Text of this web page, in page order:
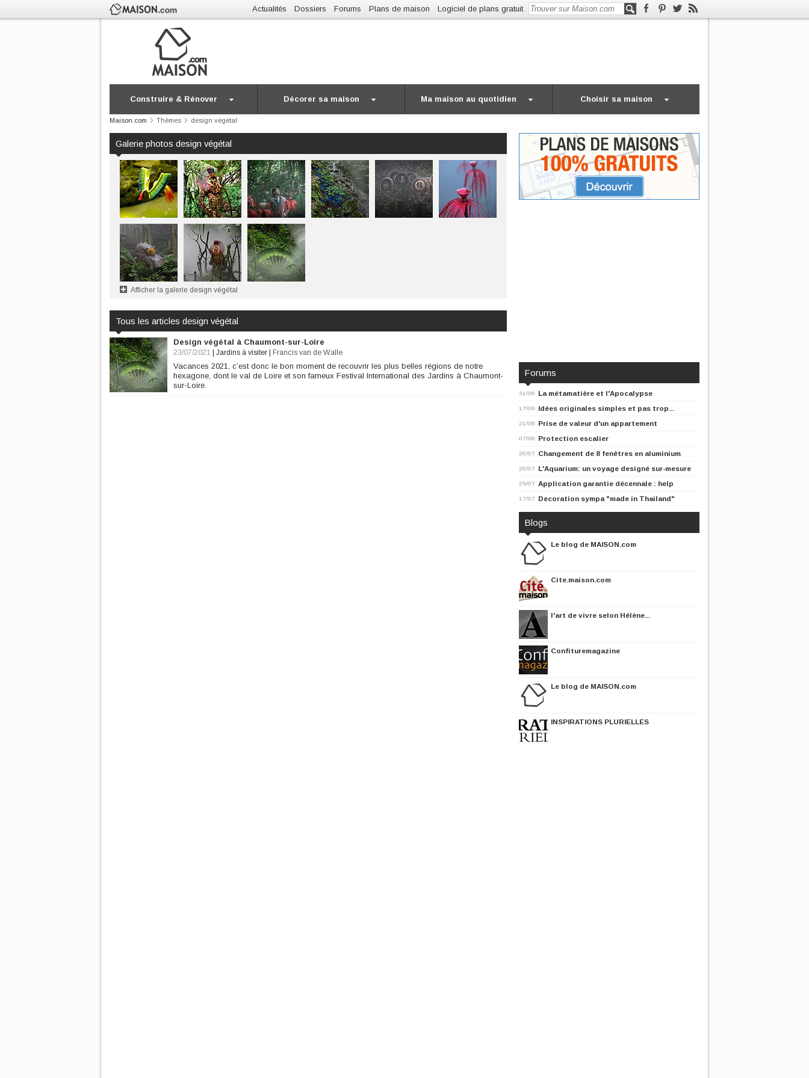
Actualités Dossiers Forums Plans de maison Logiciel de plans gratuit
Construire & Rénover Décorer sa maison Ma maison au quotidien Choisir sa maison
Maison.com Thèmes design végétal
Galerie photos design végétal
Afficher la galerie design végétal
Tous les articles design végétal
Design végétal à Chaumont-sur-Loire
23/07/2021 Jardins à visiter Francis van de Walle
Vacances 2021, c’est donc le bon moment de recouvrir les plus belles régions de notre
hexagone, dont le val de Loire et son fameux Festival International des Jardins à Chaumont-
sur-Loire.
Forums
31/08 La métamatière et l'Apocalypse
17/09 Idées originales simples et pas trop...
21/08 Prise de valeur d'un appartement
07/08 Protection escalier
26/07 Changement de 8 fenêtres en aluminium
26/07 L'Aquarium: un voyage designé sur-mesure
25/07 Application garantie décennale : help
17/07 Decoration sympa "made in Thailand"
Blogs
Le blog de MAISON.com
Cite.maison.com
l'art de vivre selon Hélène...
Confituremagazine
Le blog de MAISON.com
INSPIRATIONS PLURIELLES